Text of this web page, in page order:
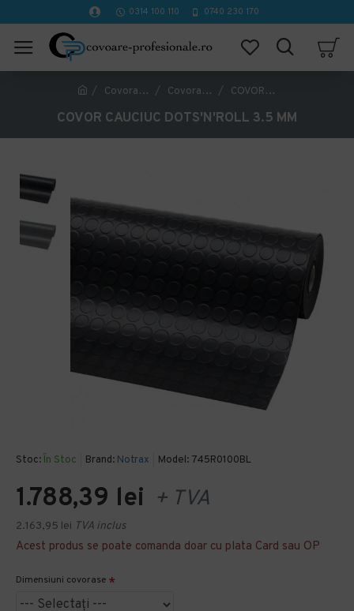
0314 100 110 0740 230 170
Covorase Profesionale Covorase industriale antiderapante COVOR CAUCIUC DOTS'N'ROLL 3.5 MM
COVOR CAUCIUC DOTS'N'ROLL 3.5 MM
Stoc: În Stoc Brand: Notrax Model: 745R0100BL
1.788,39 lei + TVA
2.163,95 lei TVA inclus
Acest produs se poate comanda doar cu plata Card sau OP
Dimensiuni covorase